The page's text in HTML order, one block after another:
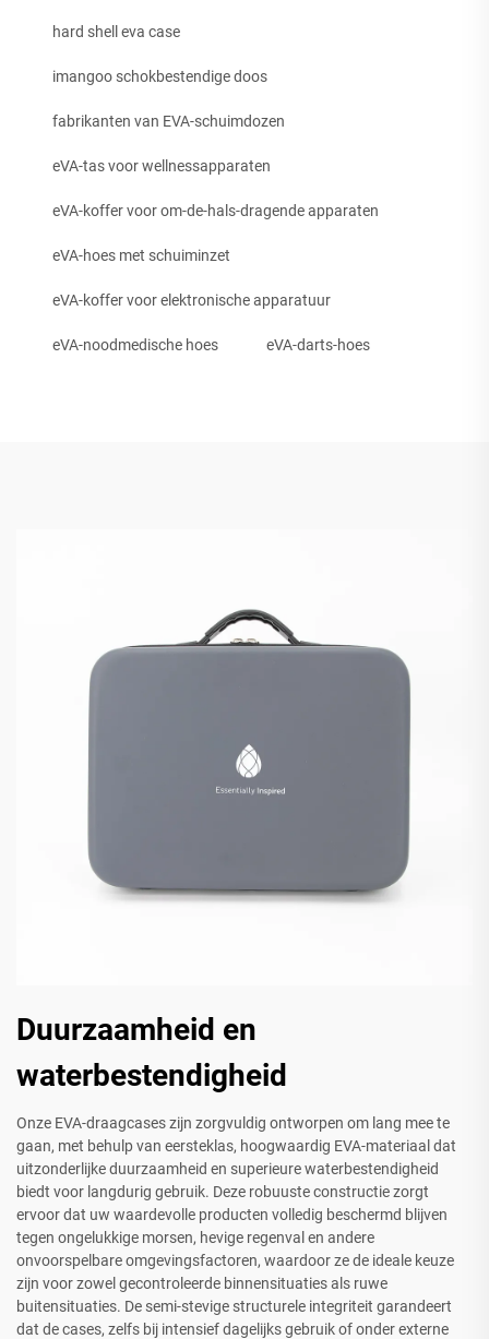
hard shell eva case
imangoo schokbestendige doos
fabrikanten van EVA-schuimdozen
eVA-tas voor wellnessapparaten
eVA-koffer voor om-de-hals-dragende apparaten
eVA-hoes met schuiminzet
eVA-koffer voor elektronische apparatuur
eVA-noodmedische hoes eVA-darts-hoes
Duurzaamheid en
waterbestendigheid
Onze EVA-draagcases zijn zorgvuldig ontworpen om lang mee te
gaan, met behulp van eersteklas, hoogwaardig EVA-materiaal dat
uitzonderlijke duurzaamheid en superieure waterbestendigheid
biedt voor langdurig gebruik. Deze robuuste constructie zorgt
ervoor dat uw waardevolle producten volledig beschermd blijven
tegen ongelukkige morsen, hevige regenval en andere
onvoorspelbare omgevingsfactoren, waardoor ze de ideale keuze
zijn voor zowel gecontroleerde binnensituaties als ruwe
buitensituaties. De semi-stevige structurele integriteit garandeert
dat de cases, zelfs bij intensief dagelijks gebruik of onder externe